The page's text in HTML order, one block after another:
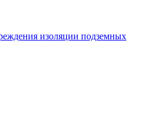
изоляции подземных